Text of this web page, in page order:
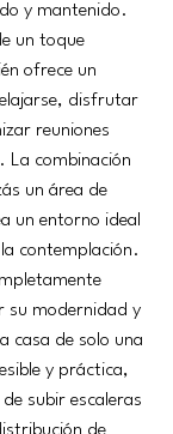
y mantenido.
un toque
ofrece un
disfrutar
reuniones
La combinación
un área de
un entorno ideal
contemplación.
su modernidad y
casa de solo una
y práctica,
subir escaleras